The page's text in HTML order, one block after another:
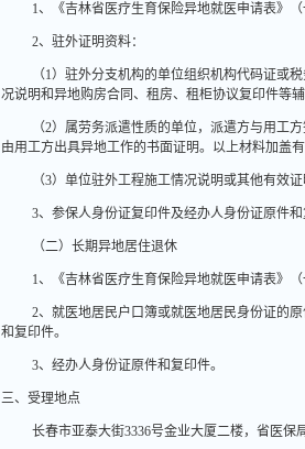
1、《吉林省医疗生育保险异地就医申请表》（
2、驻外证明资料：
（1）驻外分支机构的单位组织机构代码证或
况说明和异地购房合同、租房、租柜协议复印件等
（2）属劳务派遣性质的单位，派遣方与用工
由用工方出具异地工作的书面证明。以上材料加盖有
（3）单位驻外工程施工情况说明或其他有效
3、参保人身份证复印件及经办人身份证原件和
（二）长期异地居住退休
1、《吉林省医疗生育保险异地就医申请表》（
2、就医地居民户口簿或就医地居民身份证的
和复印件。
3、经办人身份证原件和复印件。
三、受理地点
长春市亚泰大街3336号金业大厦二楼，省医保